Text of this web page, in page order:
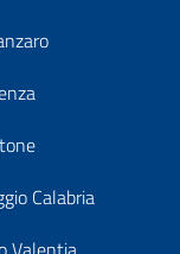
Calabria